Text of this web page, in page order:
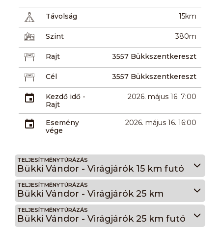
Távolság 15km
Szint 380m
Rajt 3557 Bükkszentkereszt
Cél 3557 Bükkszentkereszt
Kezdő idő -
Rajt
2026. május 16. 7:00
Esemény
vége
2026. május 16. 16:00
TELJESÍTMÉNYTÚRÁZÁS
Bükki Vándor - Virágjárók 15 km futó
TELJESÍTMÉNYTÚRÁZÁS
Bükki Vándor - Virágjárók 25 km
TELJESÍTMÉNYTÚRÁZÁS
Bükki Vándor - Virágjárók 25 km futó